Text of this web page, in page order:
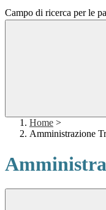
Campo di ricerca per le
Home >
Amministrazione